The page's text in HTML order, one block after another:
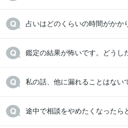
占いはどのくらいの時間がかか
鑑定の結果が怖いです。どうし
私の話、他に漏れることはない
途中で相談をやめたくなったら